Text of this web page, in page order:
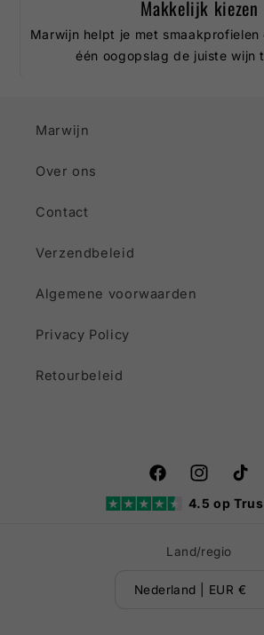
Makkelijk kiezen
Marwijn helpt je met smaakprofielen
één oogopslag de juiste wijn
Marwijn
Over ons
Contact
Verzendbeleid
Algemene voorwaarden
Privacy Policy
Retourbeleid
FacebookInstagramTikTok
4.5 op
Land/regio
Nederland | EUR €